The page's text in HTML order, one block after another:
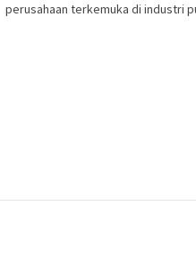
perusahaan terkemuka di industri